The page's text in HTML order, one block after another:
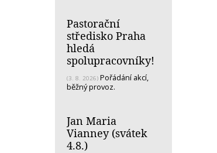
Pastorační
středisko Praha
hledá
spolupracovníky!
(3. 8. 2026) Pořádání akcí,
běžný provoz.
Jan Maria
Vianney (svátek
4.8.)